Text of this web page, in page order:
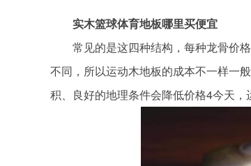
实木篮球体育地板哪里买便宜
常见的是这四种结构，每种龙骨价格
不同，所以运动木地板的成本不一样一
积、良好的地理条件会降低价格4今天，